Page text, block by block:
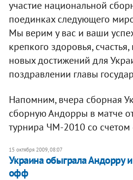
участие национальной
поединках следующего
Мы верим у вас и ваши
крепкого здоровья,
новых достижений для
поздравлении главы
Напомним, вчера сборная
сборную Андорры в матче
турнира ЧМ-2010 со счетом
15 октября 2009, 08:07
Украина обыграла Андорру
офф